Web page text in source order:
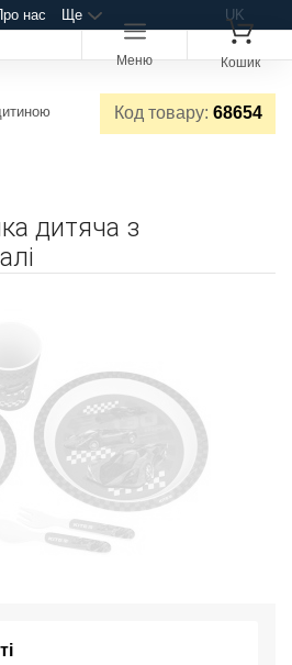
нас Ще UK
Меню Кошик
Код товару: 68654
дитяча з